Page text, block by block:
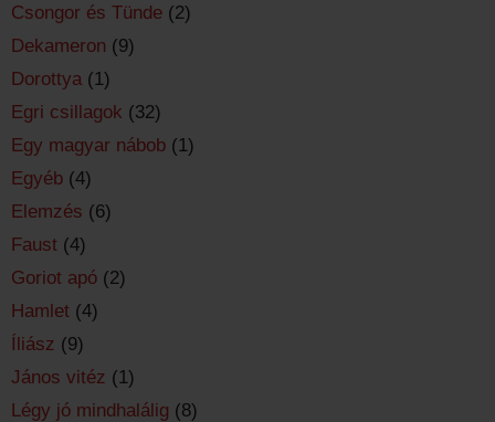
Csongor és Tünde (2)
Dekameron (9)
Dorottya (1)
Egri csillagok (32)
Egy magyar nábob (1)
Egyéb (4)
Elemzés (6)
Faust (4)
Goriot apó (2)
Hamlet (4)
Íliász (9)
János vitéz (1)
Légy jó mindhalálig (8)